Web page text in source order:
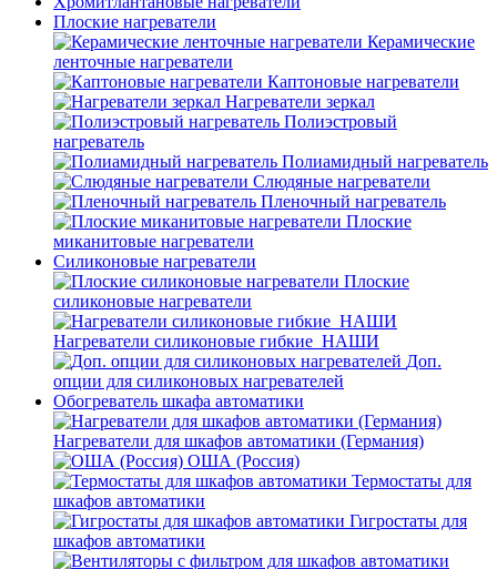
Плоские нагреватели
Керамические
ленточные нагреватели
Каптоновые нагреватели
Нагреватели зеркал
Полиэстровый
нагреватель
Полиамидный нагреватель
Слюдяные нагреватели
Пленочный нагреватель
Плоские
миканитовые нагреватели
Силиконовые нагреватели
Плоские
силиконовые нагреватели
Нагреватели силиконовые гибкие_НАШИ
Доп.
опции для силиконовых нагревателей
Обогреватель шкафа автоматики
Нагреватели для шкафов автоматики (Германия)
ОША (Россия)
Термостаты для
шкафов автоматики
Гигростаты для
шкафов автоматики